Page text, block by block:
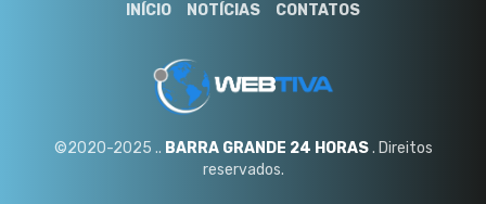
INÍCIO NOTÍCIAS CONTATOS
©2020-2025 .. BARRA GRANDE 24 HORAS. Direitos
reservados.